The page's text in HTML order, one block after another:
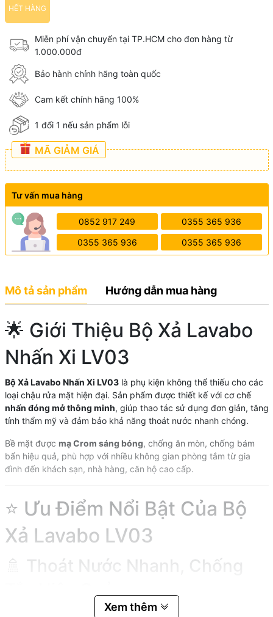
HẾT HÀNG
Miễn phí vận chuyển tại TP.HCM cho đơn hàng từ
1.000.000đ
Bảo hành chính hãng toàn quốc
Cam kết chính hãng 100%
1 đổi 1 nếu sản phẩm lỗi
MÃ GIẢM GIÁ
Tư vấn mua hàng
0852 917 249 0355 365 936
0355 365 936 0355 365 936
Mô tả sản phẩm Hướng dẫn mua hàng
🌟 Giới Thiệu Bộ Xả Lavabo
Nhấn Xi LV03
Bộ Xả Lavabo Nhấn Xi LV03là phụ kiện không thể thiếu cho các
loại chậu rửa mặt hiện đại. Sản phẩm được thiết kế với cơ chế
nhấn đóng mở thông minh, giúp thao tác sử dụng đơn giản, tăng
tính thẩm mỹ và đảm bảo khả năng thoát nước nhanh chóng.
Bề mặt được mạ Crom sáng bóng, chống ăn mòn, chống bám
bẩn hiệu quả, phù hợp với nhiều không gian phòng tắm từ gia
đình đến khách sạn, nhà hàng, căn hộ cao cấp.
⭐ Ưu Điểm Nổi Bật Của Bộ
Xả Lavabo LV03
🚿 Thoát Nước Nhanh, Chống
Thiết kế tối ưu giúp nước thoát nhanh chóng, hạn chế tình trạng ứ
Xem thêm